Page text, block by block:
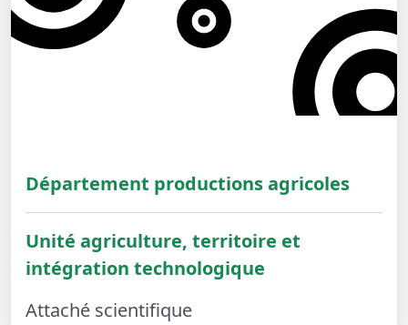
Département productions agricoles
Unité agriculture, territoire et
intégration technologique
Attaché scientifique